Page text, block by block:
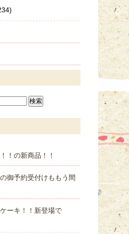
！の新商品！！
御予約受付けももう間
ーキ！！新登場で